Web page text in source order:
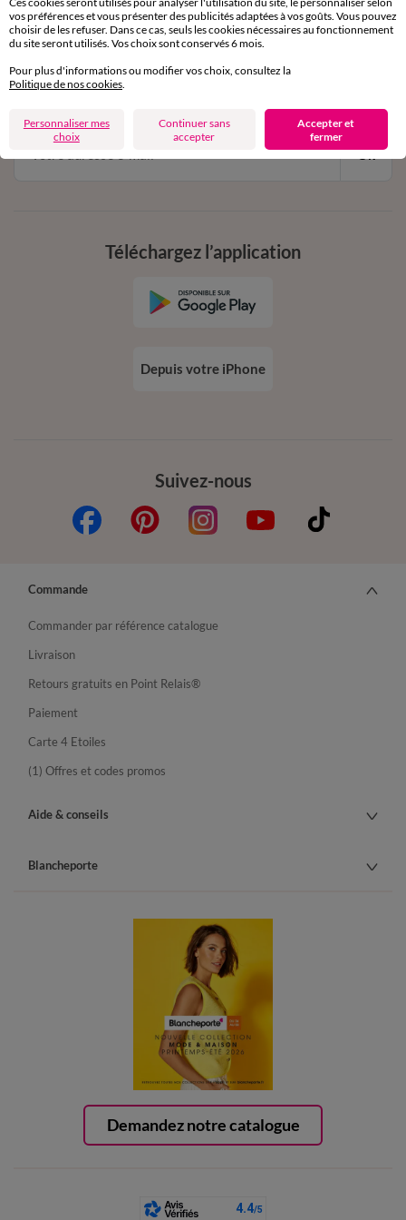
11€ Offerts
en vous inscrivant à la newsletter
conditions dans votre email de confirmation
Ok
Suivez-nous
Téléchargez l’application
Depuis votre iPhone
Demandez notre catalogue
Commande
Commander par référence catalogue
Livraison
Retours gratuits en Point Relais®
Paiement
Carte 4 Etoiles
(1) Offres et codes promos
Aide & conseils
Blancheporte
vos préférences et vous présenter des publicités adaptées à vos goûts. Vous pouvez
choisir de les refuser. Dans ce cas, seuls les cookies nécessaires au fonctionnement
du site seront utilisés. Vos choix sont conservés 6 mois.
Pour plus d'informations ou modifier vos choix, consultez la
Politique de nos cookies.
Personnaliser mes
choix
Continuer sans
accepter
Accepter et
fermer